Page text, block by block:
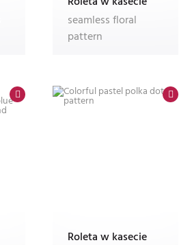
seamless floral
pattern
Roleta w kasecie